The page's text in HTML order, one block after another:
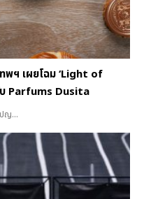
พฯ เผยโฉม ‘Light of
Parfums Dusita
ปญ...